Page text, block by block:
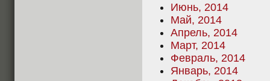
Июнь, 2014
Май, 2014
Апрель, 2014
Март, 2014
Февраль, 2014
Январь, 2014